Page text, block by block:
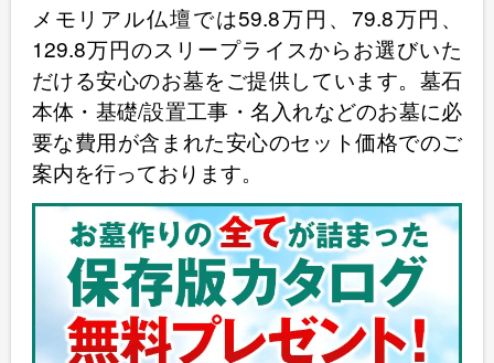
メモリアル仏壇では59.8万円、79.8万円、
129.8万円のスリープライスからお選びいた
だける安心のお墓をご提供しています。墓石
本体・基礎/設置工事・名入れなどのお墓に必
要な費用が含まれた安心のセット価格でのご
案内を行っております。